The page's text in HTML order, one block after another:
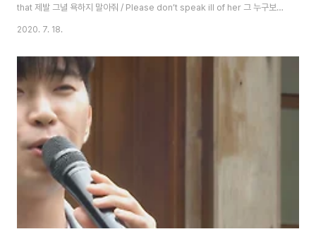
that 제발 그녈 욕하지 말아줘 / Please don’t speak ill of her 그 누구보다
도 내겐 좋은 여자니까 / She’s the best girl I’ve ever had 내가 하고 싶어
treating you well 잠시나마 웃어주면 난 행복해 / If you smile for a
moment, I’m happy 원하는 좋은 사람 나타날 때 까지 / Until a good
man appears 난 잠시 그녈..
2020. 7. 18.